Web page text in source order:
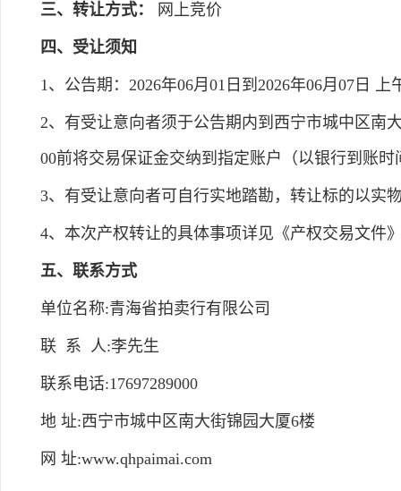
三、转让方式： 网上竞价
四、受让须知
1、公告期：2026年06月01日到2026年06月07日 上
2、有受让意向者须于公告期内到西宁市城中区南
00前将交易保证金交纳到指定账户（以银行到账
3、有受让意向者可自行实地踏勘，转让标的以实
4、本次产权转让的具体事项详见《产权交易文件
五、联系方式
单位名称:青海省拍卖行有限公司
联 系 人:李先生
联系电话:17697289000
地 址:西宁市城中区南大街锦园大厦6楼
网 址:www.qhpaimai.com